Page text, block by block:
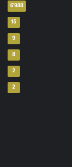
6٬988
15
9
8
2
2